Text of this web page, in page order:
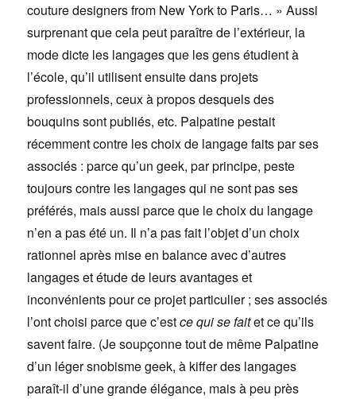
couture designers from New York to Paris… » Aussi
surprenant que cela peut paraître de l’extérieur, la
mode dicte les langages que les gens étudient à
l’école, qu’il utilisent ensuite dans projets
professionnels, ceux à propos desquels des
bouquins sont publiés, etc. Palpatine pestait
récemment contre les choix de langage faits par ses
associés : parce qu’un geek, par principe, peste
toujours contre les langages qui ne sont pas ses
préférés, mais aussi parce que le choix du langage
n’en a pas été un. Il n’a pas fait l’objet d’un choix
rationnel après mise en balance avec d’autres
langages et étude de leurs avantages et
inconvénients pour ce projet particulier ; ses associés
l’ont choisi parce que c’estce qui se faitet ce qu’ils
savent faire. (Je soupçonne tout de même Palpatine
d’un léger snobisme geek, à kiffer des langages
paraît-il d’une grande élégance, mais à peu près